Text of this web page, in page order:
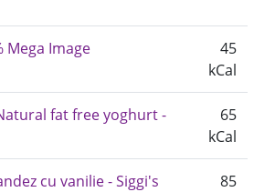
Mega Image
45
kCal
fat free yoghurt -
65
kCal
cu vanilie - Siggi's
85